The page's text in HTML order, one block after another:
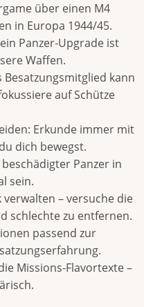
über einen M4
in Europa 1944/45.
Panzer-Upgrade ist
Waffen.
Besatzungsmitglied kann
auf Schütze
Erkunde immer mit
dich bewegst.
Panzer in
sein.
– versuche die
schlechte zu entfernen.
passend zur
Missions-Flavortexte –